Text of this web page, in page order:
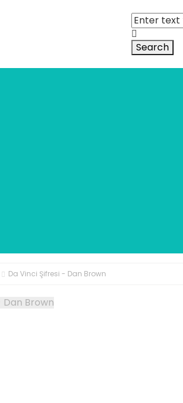
Search
Da Vinci Şifresi - Dan Brown